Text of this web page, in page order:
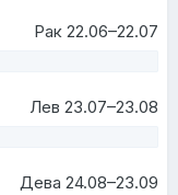
Рак 22.06–22.07
Лев 23.07–23.08
Дева 24.08–23.09